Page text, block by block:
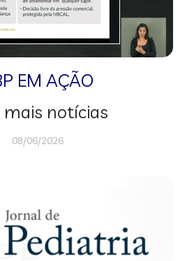
EM AÇÃO
mais notícias
08/06/2026